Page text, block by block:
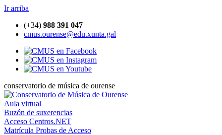
Ir arriba
(+34) 988 391 047
cmus.ourense@edu.xunta.gal
conservatorio de música de ourense
Aula virtual
Buzón de suxerencias
Acceso Centros.NET
Matrícula Probas de Acceso